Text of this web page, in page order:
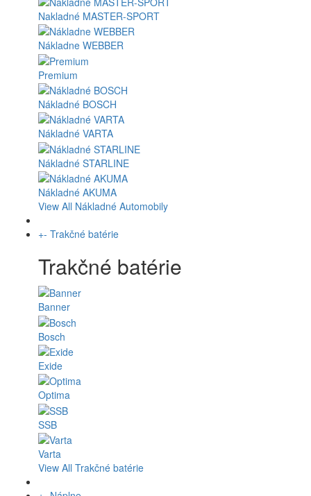
Nakladné MASTER-SPORT
Nákladne WEBBER
Premium
Nákladné BOSCH
Nákladné VARTA
Nákladné STARLINE
Nákladné AKUMA
View All Nákladné Automobily
+- Trakčné batérie
Trakčné batérie
Banner
Bosch
Exide
Optima
SSB
Varta
View All Trakčné batérie